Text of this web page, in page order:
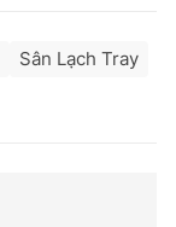
Sân Lạch Tray